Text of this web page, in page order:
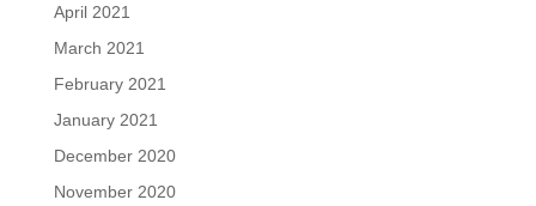
April 2021
March 2021
February 2021
January 2021
December 2020
November 2020